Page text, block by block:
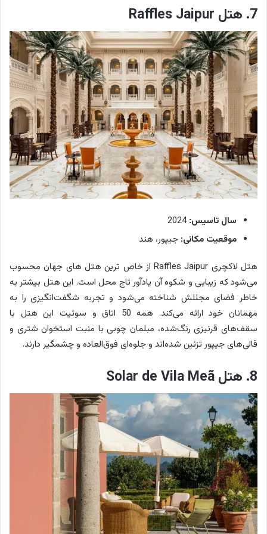
7. هتل Raffles Jaipur
سال تاسیس:2024
موقعیت مکانی: جیپور، هند
هتل‌ لاکچری Raffles Jaipur از خاص‌ ترین هتل‌ های جهان محسوب
می‌شود که زیبایی و شکوه آن یادآور تاج محل است. این هتل بیشتر به
خاطر فضای مجللش شناخته می‌شود و تجربه شگفت‌انگیزی را به
مهمانان خود ارائه می‌کند. همه 50 اتاق و سوئیت این هتل با
سقف‌های قرنیزی رنگ‌شده، مبلمان چوبی با منبت استخوان شتری و
قالی‌های جیپور تزئین شده‌اند و جلوه‌ای فوق‌العاده و چشمگیر دارند.
8. هتل Solar de Vila Meã